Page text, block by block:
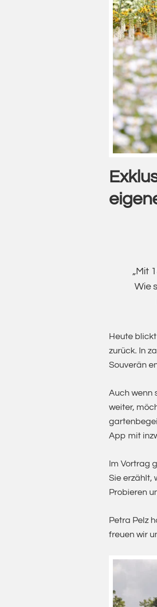
„Mit
Wie
Heute
zurück. In
Souverän
Auch wenn
weiter,
App mit
Im Vortrag
Sie erzählt,
Probieren
Petra Pelz
freuen wir